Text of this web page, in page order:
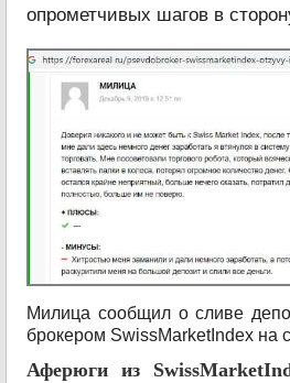
опрометчивых шагов в
Милица сообщил о сливе
брокером SwissMarketIndex на
Аферюги из